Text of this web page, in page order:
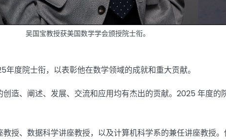
吴国宝教授获美国数学学会颁授院士衔。
度院士衔，以表彰他在数学领域的成就和重大贡献。
造、阐述、发展、交流和应用均有杰出的贡献。2025 年度的
授、数据科学讲座教授，以及计算机科学系的兼任讲座教授